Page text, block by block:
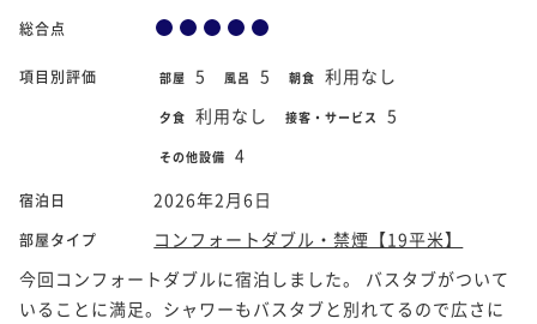
総合点
項目別評価 部屋 5 風呂 5 朝食 利用なし
夕食 利用なし 接客・サービス 5
その他設備 4
宿泊日 2026年2月6日
部屋タイプ
コンフォートダブル・禁煙【19平米】
今回コンフォートダブルに宿泊しました。 バスタブがついて
いることに満足。シャワーもバスタブと別れてるので広さに